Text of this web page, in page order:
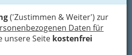
('Zustimmen & Weiter') zur
Daten für
unsere Seite kostenfrei